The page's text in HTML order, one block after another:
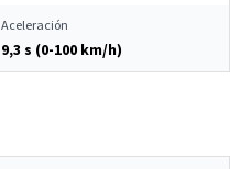
Aceleración
9,3 s (0-100 km/h)